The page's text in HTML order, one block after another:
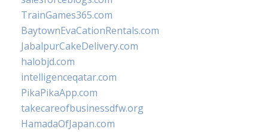
TrainGames365.com
BaytownEvaCationRentals.com
JabalpurCakeDelivery.com
halobjd.com
intelligenceqatar.com
PikaPikaApp.com
takecareofbusinessdfw.org
HamadaOfJapan.com